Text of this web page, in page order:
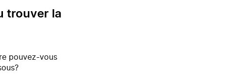
trouver la
pouvez-vous